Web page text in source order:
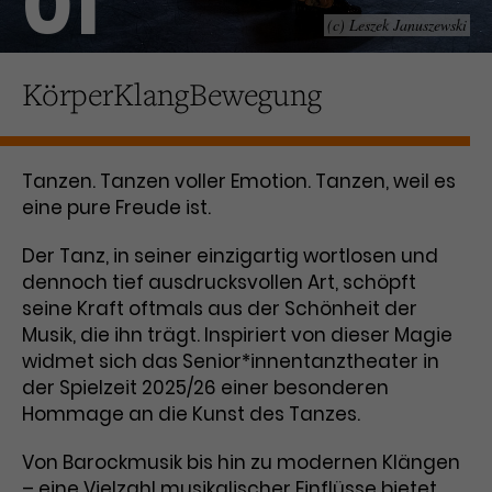
Laufzeit
Dieses Cookie wird von Google
Analytics installiert. Das Cookie
wird verwendet, um Informationen
Besucher*innen eine Website
nutzen, und hilft bei der Erstellung
Performance der Website. Die
erhobenen Daten umfassen in
anonymisierter Form die Anzahl
der Besuche, die Quelle, aus der sie
stammen, und die besuchten
Seiten.
Name _gat_UA-63561367-1
Name _gcl_aw
Anbieter Google Ads
Laufzeit 3 Monate
Zweck
Informationen zu Werbeklicks und
dient der Zuordnung von
Conversions zu Google Ads-
Kampagnen.
Name
Anbieter Google / DoubleClick
(c) Leszek Januszewski
KörperKlangBewegung
Tanzen. Tanzen voller Emotion. Tanzen, weil es
eine pure Freude ist.
Der Tanz, in seiner einzigartig wortlosen und
dennoch tief ausdrucksvollen Art, schöpft
seine Kraft oftmals aus der Schönheit der
Musik, die ihn trägt. Inspiriert von dieser Magie
widmet sich das Senior*innentanztheater in
der Spielzeit 2025/26 einer besonderen
Hommage an die Kunst des Tanzes.
Von Barockmusik bis hin zu modernen Klängen